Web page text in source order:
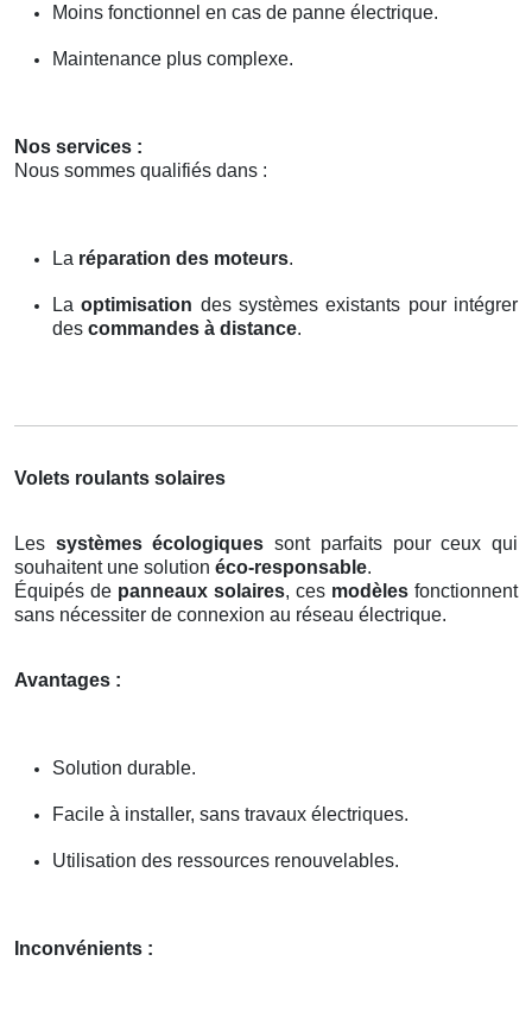
Moins fonctionnel en cas de panne électrique.
Maintenance plus complexe.
Nos services :
Nous sommes qualifiés dans :
La réparation des moteurs.
Laoptimisation des systèmes existants pour intégrer
des commandes à distance.
Volets roulants solaires
Les systèmes écologiques sont parfaits pour ceux qui
souhaitent une solution éco-responsable.
Équipés de panneaux solaires, ces modèles fonctionnent
sans nécessiter de connexion au réseau électrique.
Avantages :
Solution durable.
Facile à installer, sans travaux électriques.
Utilisation des ressources renouvelables.
Inconvénients :